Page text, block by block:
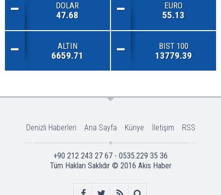
DOLAR
47.68
EURO
55.13
ALTIN
6659.71
BIST 100
13779.39
Denizli Haberleri Ana Sayfa Künye İletişim RSS
+90 212 243 27 67 - 0535.229 35 36
Tüm Hakları Saklıdır © 2016 Akis Haber